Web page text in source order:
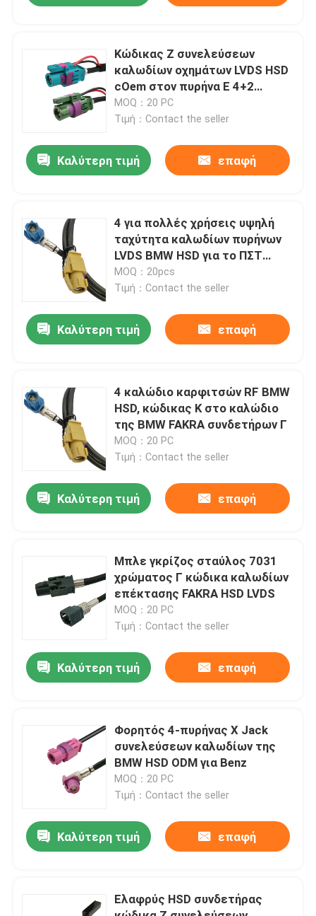
Σπίτι
Βίντεο
Ξενάγηση στο εργοστάσιο
Ελεγχος ποιότητας
Επικοινωνήστε μαζί μας
Ζητήστε μια προσφορά
Συνδετήρας PCB FAKRA
Κώδικας Ζ συνελεύσεων
καλωδίων οχημάτων LVDS HSD
cOem στον πυρήνα Ε 4+2
ανθεκτικό
MOQ：20 PC
Τιμή：Contact the seller
Καλύτερη τιμή επαφή
4 για πολλές χρήσεις υψηλή
ταχύτητα καλωδίων πυρήνων
LVDS BMW HSD για το ΠΣΤ
αυτοκινήτων
MOQ：20pcs
Τιμή：Contact the seller
Καλύτερη τιμή επαφή
4 καλώδιο καρφιτσών RF BMW
HSD, κώδικας Κ στο καλώδιο
της BMW FAKRA συνδετήρων Γ
MOQ：20 PC
Τιμή：Contact the seller
Καλύτερη τιμή επαφή
Μπλε γκρίζος σταύλος 7031
χρώματος Γ κώδικα καλωδίων
επέκτασης FAKRA HSD LVDS
MOQ：20 PC
Τιμή：Contact the seller
Καλύτερη τιμή επαφή
Φορητός 4-πυρήνας Χ Jack
συνελεύσεων καλωδίων της
BMW HSD ODM για Benz
MOQ：20 PC
Τιμή：Contact the seller
Καλύτερη τιμή επαφή
Ελαφρύς HSD συνδετήρας